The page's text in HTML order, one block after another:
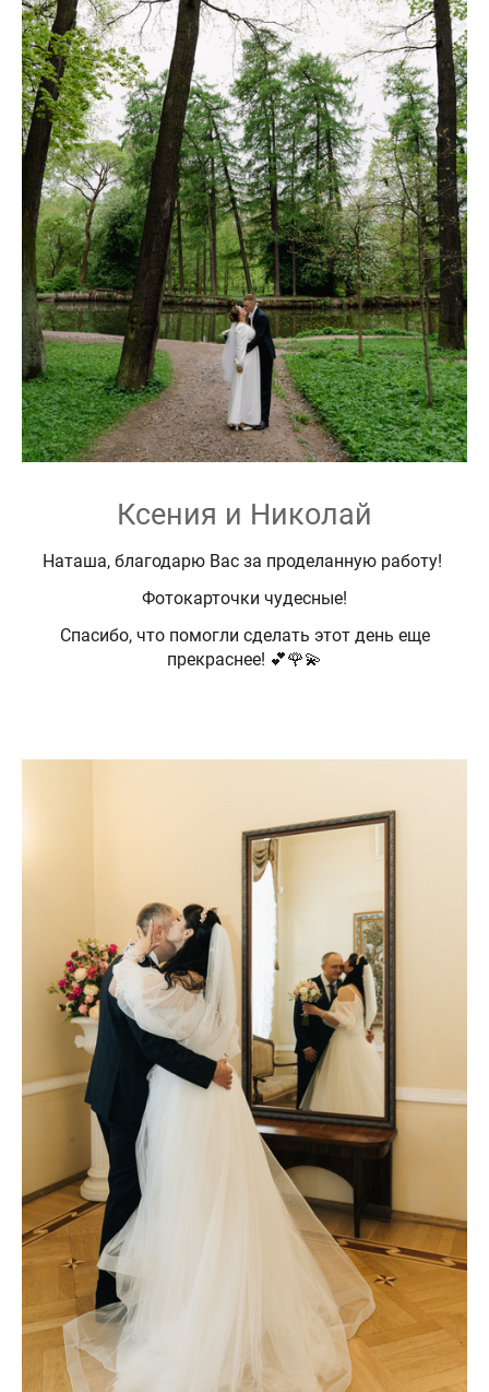
Ксения и Николай
Наташа, благодарю Вас за проделанную работу!
Фотокарточки чудесные!
Спасибо, что помогли сделать этот день еще
прекраснее! 💕🌹💫